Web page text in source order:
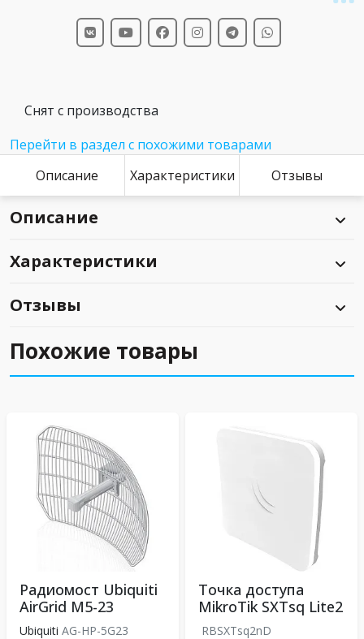
Снят с производства
Перейти в раздел с похожими товарами
Описание
Характеристики Отзывы
Описание
Характеристики
Отзывы
Похожие товары
Радиомост Ubiquiti
AirGrid M5-23
Ubiquiti AG-HP-5G23
Точка доступа
MikroTik SXTsq Lite2
RBSXTsq2nD